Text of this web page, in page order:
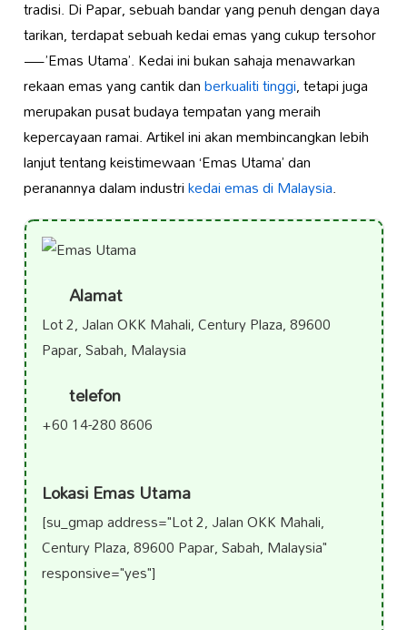
tradisi. Di Papar, sebuah bandar yang penuh dengan daya
tarikan, terdapat sebuah kedai emas yang cukup tersohor
—’Emas Utama’. Kedai ini bukan sahaja menawarkan
rekaan emas yang cantik danberkualiti tinggi, tetapi juga
merupakan pusat budaya tempatan yang meraih
kepercayaan ramai. Artikel ini akan membincangkan lebih
lanjut tentang keistimewaan ‘Emas Utama’ dan
peranannya dalam industrikedai emas di Malaysia.
Alamat
Lot 2, Jalan OKK Mahali, Century Plaza, 89600
Papar, Sabah, Malaysia
telefon
+60 14-280 8606
Lokasi Emas Utama
[su_gmap address="Lot 2, Jalan OKK Mahali,
Century Plaza, 89600 Papar, Sabah, Malaysia"
responsive="yes"]